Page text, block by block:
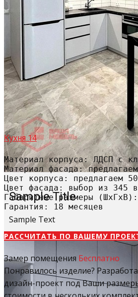
Sample Title
Sample Text
Кухня 14
Материал корпуса: ЛДСП с
Материал фасада:
Цвет корпуса: предлагаем
Цвет фасада: выбор из 345
Габаритные размеры
Гарантия: 18 месяцев
РАССЧИТАТЬ​ ПО ВАШЕМУ
Замер помещения Бесплатно
Понравилось изделие?
дизайн-проект под Ваши